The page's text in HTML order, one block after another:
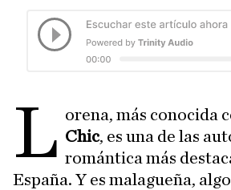
L orena, más conocida
Chic, es una de las
romántica más
España. Y es malagueña,